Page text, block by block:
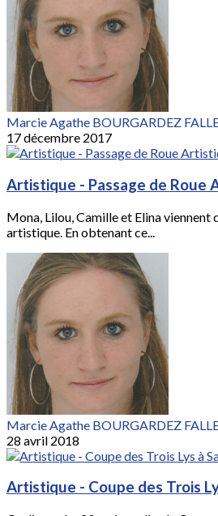
Marcie Agathe BOURGARDEZ
17 décembre 2017
Artistique - Passage de Roue
Mona, Lilou, Camille et Elina viennent
artistique. En obtenant ce...
Marcie Agathe BOURGARDEZ
28 avril 2018
Artistique - Coupe des Trois